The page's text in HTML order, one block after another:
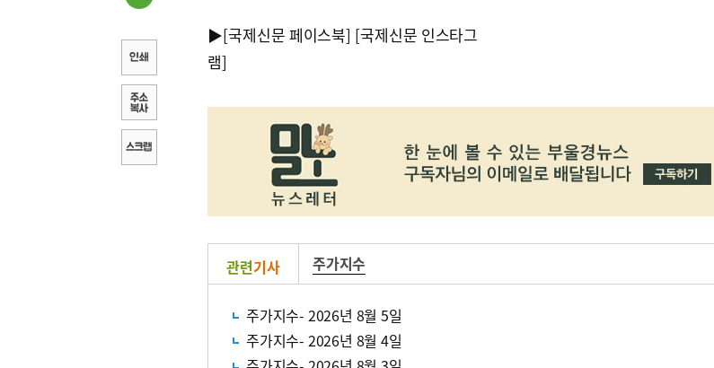
▶[국제신문 페이스북] [국제신문 인스타그
램]
관련기사 주가지수
주가지수- 2026년 8월 5일
주가지수- 2026년 8월 4일